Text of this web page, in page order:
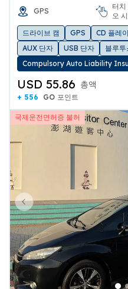
GPS
터치
오
드라이브 캠 GPS CD 플레
AUX 단자
USB 단자 블루투
Compulsory Auto Liability
USD 55.86 총액
+ 556 GO 포인트
국제운전면허증 불허
Previous slide